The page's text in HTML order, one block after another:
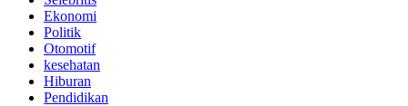
Ekonomi
Politik
Otomotif
kesehatan
Hiburan
Pendidikan